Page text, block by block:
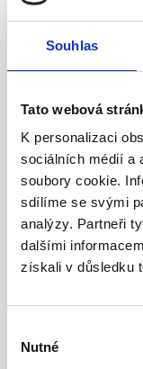
Souhlas
Tato webová
K personalizaci
sociálních médií a
soubory cookie.
sdílíme se svými
analýzy. Partneři
dalšími
získali v důsledku
souhlasu
Nutné
Závadu
navrhneme
Pro firmy a
elektrického
požadavků na
Pro urgentní